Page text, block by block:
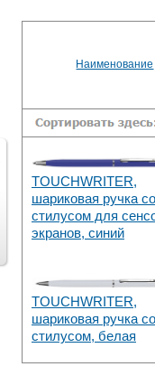
След.
Наименование
TOUCHWRITER,
шариковая ручка со
стилусом для
экранов, синий
TOUCHWRITER,
шариковая ручка со
стилусом, белая